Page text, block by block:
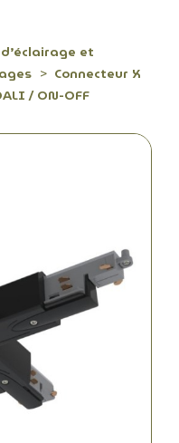
et
Connecteur X
/ ON-OFF